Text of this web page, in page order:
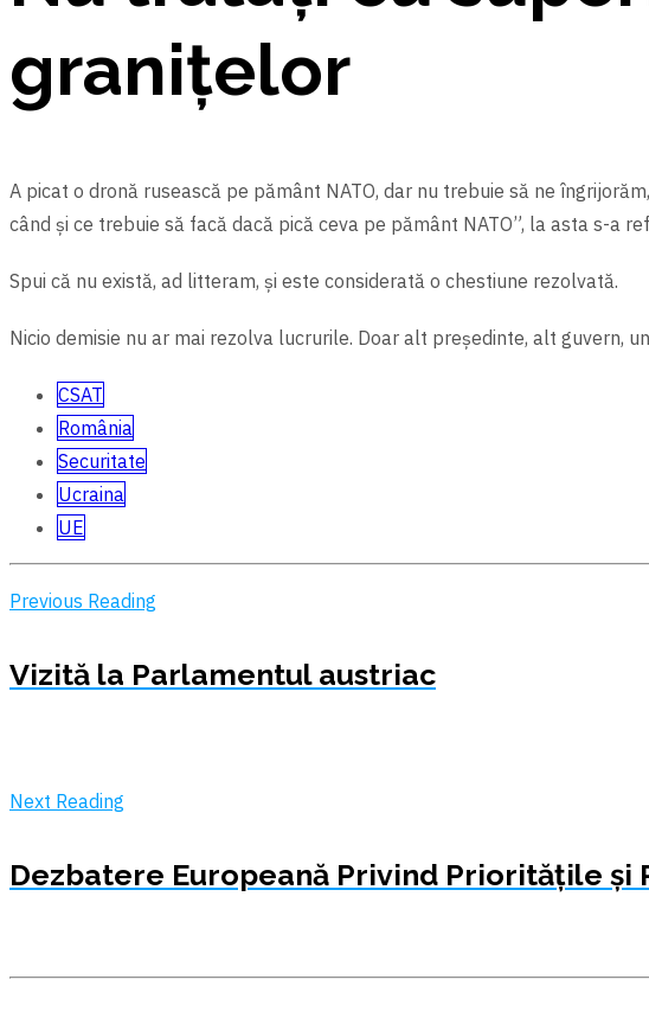
granițelor
A picat o dronă rusească pe pământ NATO, dar nu trebuie să ne
când şi ce trebuie să facă dacă pică ceva pe pământ NATO”, la asta s-a
Spui că nu există, ad litteram, şi este considerată o chestiune rezolvată.
Nicio demisie nu ar mai rezolva lucrurile. Doar alt preşedinte, alt guvern,
CSAT
România
Securitate
Ucraina
UE
Previous Reading
Vizită la Parlamentul austriac
Next Reading
Dezbatere Europeană Privind Prioritățile și